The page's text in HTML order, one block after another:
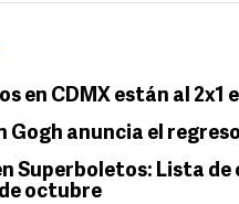
en CDMX están al 2x1
Gogh anuncia el
Superboletos: Lista
octubre